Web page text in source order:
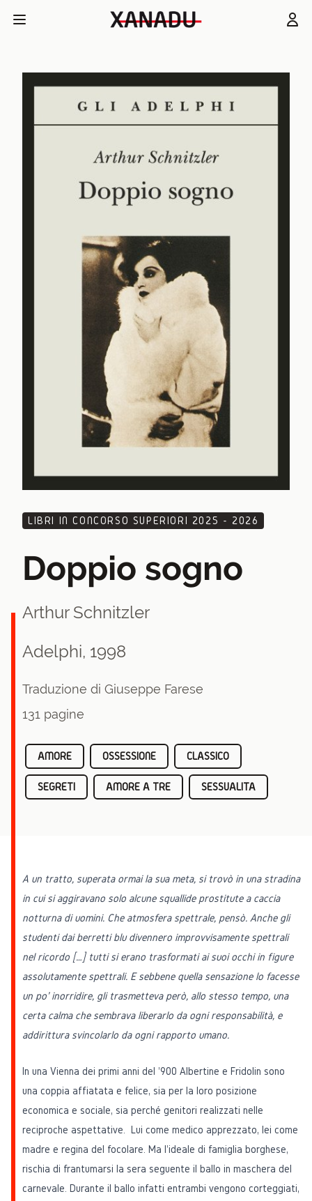
LIBRI IN CONCORSO SUPERIORI 2025 - 2026
Doppio sogno
Arthur Schnitzler
Adelphi, 1998
Traduzione di Giuseppe Farese
131 pagine
AMORE OSSESSIONE CLASSICO
SEGRETI AMORE A TRE SESSUALITA
A un tratto, superata ormai la sua meta, si trovò in una stradina
in cui si aggiravano solo alcune squallide prostitute a caccia
notturna di uomini. Che atmosfera spettrale, pensò. Anche gli
studenti dai berretti blu divennero improvvisamente spettrali
nel ricordo […] tutti si erano trasformati ai suoi occhi in figure
assolutamente spettrali. E sebbene quella sensazione lo facesse
un po' inorridire, gli trasmetteva però, allo stesso tempo, una
certa calma che sembrava liberarlo da ogni responsabilità, e
addirittura svincolarlo da ogni rapporto umano.
In una Vienna dei primi anni del '900 Albertine e Fridolin sono
una coppia affiatata e felice, sia per la loro posizione
economica e sociale, sia perché genitori realizzati nelle
reciproche aspettative. Lui come medico apprezzato, lei come
madre e regina del focolare. Ma l'ideale di famiglia borghese,
rischia di frantumarsi la sera seguente il ballo in maschera del
carnevale. Durante il ballo infatti entrambi vengono corteggiati,